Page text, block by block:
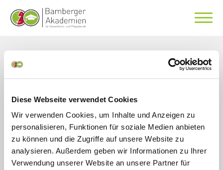
Diese Webseite verwendet Cookies
Wir verwenden Cookies, um Inhalte und Anzeigen zu
personalisieren, Funktionen für soziale Medien anbieten
zu können und die Zugriffe auf unsere Website zu
analysieren. Außerdem geben wir Informationen zu Ihrer
Verwendung unserer Website an unsere Partner für
Ihre Merkliste
Veranstaltungen und
Teilnehmer